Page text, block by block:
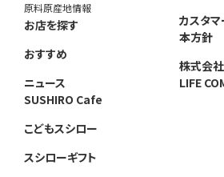
原料原産地情報
お店を探す
おすすめ
ニュース
SUSHIRO Cafe
こどもスシロー
スシローギフト
カスタ
本方針
株式会
LIFE